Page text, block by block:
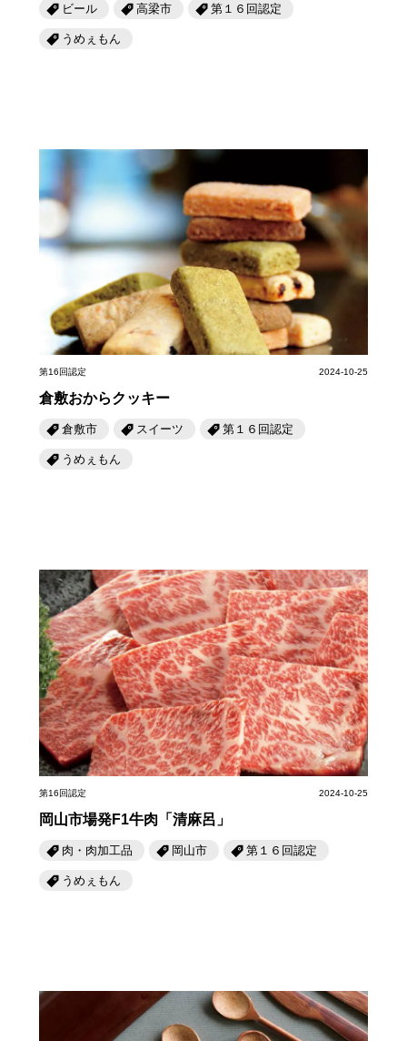
ビール 高梁市 第１６回認定
うめぇもん
第16回認定 2024-10-25
倉敷おからクッキー
倉敷市 スイーツ 第１６回認定
うめぇもん
第16回認定 2024-10-25
岡山市場発F1牛肉「清麻呂」
肉・肉加工品 岡山市 第１６回認定
うめぇもん